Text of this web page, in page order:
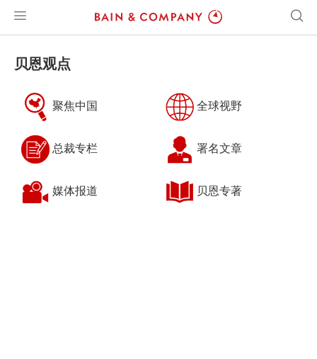
贝恩观点
聚焦中国 全球视野
总裁专栏 署名文章
媒体报道 贝恩专著